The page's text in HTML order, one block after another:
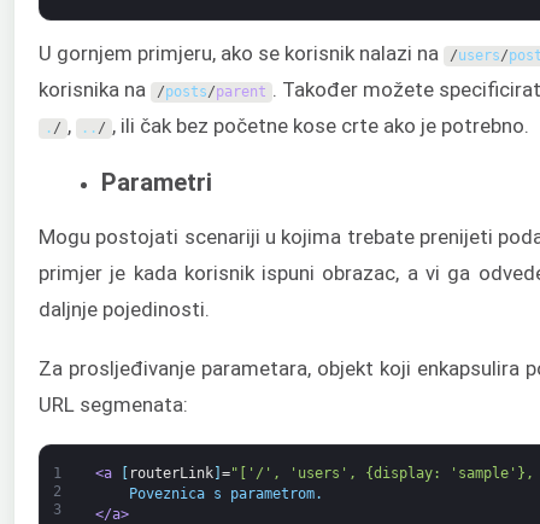
U gornjem primjeru, ako se korisnik nalazi na /users/
korisnika na /posts/parent . Također možete
. / , . . / , ili čak bez početne kose crte ako je potrebno.
Parametri
Mogu postojati scenariji u kojima trebate prenijeti
primjer je kada korisnik ispuni obrazac, a vi ga
daljnje pojedinosti.
Za prosljeđivanje parametara, objekt koji enkapsulira
URL segmenata:
1
2
3
<a routerLink] ="['/', 'users', {display:
Poveznica s parametrom.
</a>